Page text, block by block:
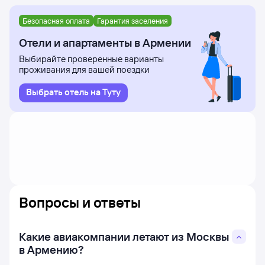
Безопасная оплата Гарантия заселения
Отели и апартаменты в Армении
Выбирайте проверенные варианты
проживания для вашей поездки
Выбрать отель на Туту
Вопросы и ответы
Какие авиакомпании летают из Москвы
в Армению?